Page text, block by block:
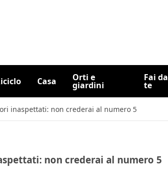
Casa Orti e
giardini
Fai da
te
inaspettati: non crederai al numero 5
non crederai al numero 5